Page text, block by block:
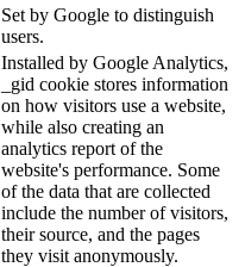
Set by Google to distinguish
users.
Installed by Google Analytics,
_gid cookie stores information
on how visitors use a website,
while also creating an
analytics report of the
website's performance. Some
of the data that are collected
include the number of visitors,
their source, and the pages
they visit anonymously.